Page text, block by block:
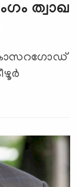
ത്വാഖ
കാസറ​ഗോഡ്